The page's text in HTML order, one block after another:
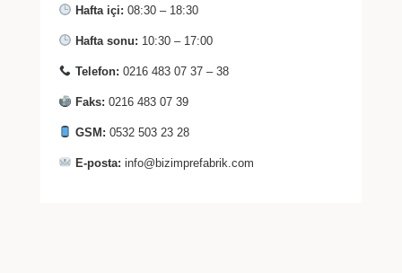
Hafta içi: 08:30 – 18:30
Hafta sonu: 10:30 – 17:00
Telefon: 0216 483 07 37 – 38
Faks: 0216 483 07 39
GSM: 0532 503 23 28
E-posta: info@bizimprefabrik.com